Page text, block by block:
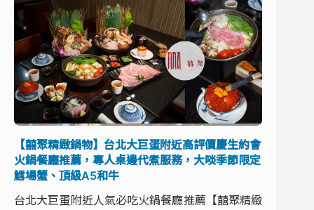
【囍聚精緻鍋物】台北大巨蛋附近高評價慶生約會
火鍋餐廳推薦，專人桌邊代煮服務，大啖季節限定
鱈場蟹、頂級A5和牛
台北大巨蛋附近人氣必吃火鍋餐廳推薦【囍聚精緻